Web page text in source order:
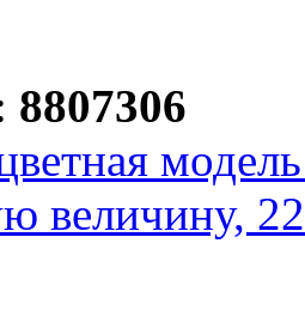
8807306
величину,